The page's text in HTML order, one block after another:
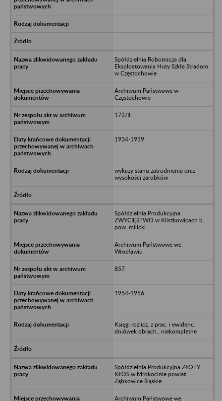
Spółdzielnia Robotnicza dla
Eksploatowania Huty Szkła Stradom
w Częstochowie
Archiwum Państwowe w
Częstochowie
172/II
1934-1939
wykazy stanu zatrudnienia oraz
wysokości zarobków
Spółdzielnia Produkcyjna
ZWYCIĘSTWO w Kliszkowicach b.
pow. milicki
Archiwum Państwowe we
Wrocławiu
857
1954-1956
Księgi rozlicz. z prac. i ewidenc.
dniówek obrach., niekompletne
Spółdzielnia Produkcyjna ZŁOTY
KŁOS w Mrokocinie powiat
Ząbkowice Śląskie
Archiwum Państwowe we